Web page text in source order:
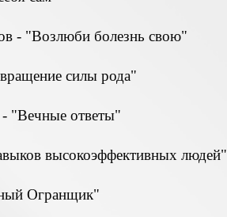
- "Возлюби болезнь свою"
силы рода"
"Вечные ответы"
высокоэффективных людей"
Огранщик"